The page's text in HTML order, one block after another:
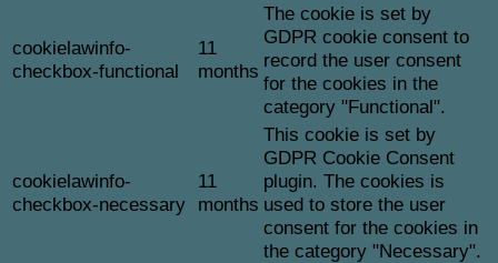
cookielawinfo-
checkbox-functional
11
months
The cookie is set by
GDPR cookie consent to
record the user consent
for the cookies in the
category "Functional".
cookielawinfo-
checkbox-necessary
11
months
This cookie is set by
GDPR Cookie Consent
plugin. The cookies is
used to store the user
consent for the cookies in
the category "Necessary".